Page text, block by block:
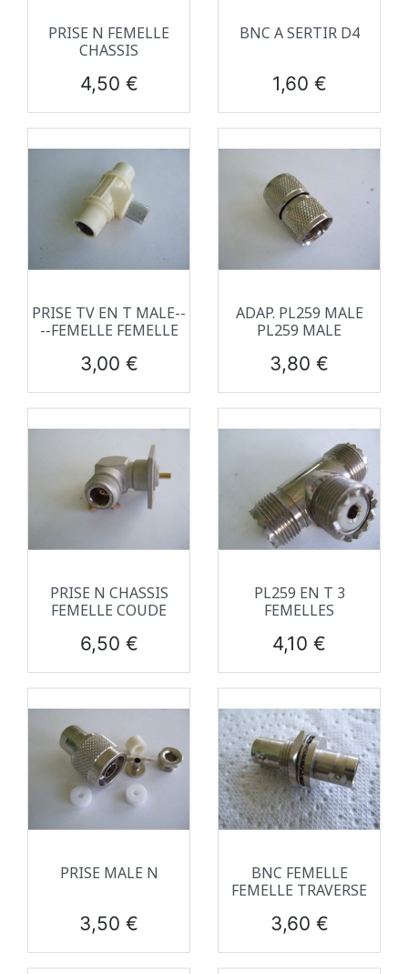
PRISE N FEMELLE
CHASSIS
Prix
4,50 €
BNC A SERTIR D4
Prix
1,60 €
PRISE TV EN T MALE--
--FEMELLE FEMELLE
Prix
3,00 €
ADAP. PL259 MALE
PL259 MALE
Prix
3,80 €
PRISE N CHASSIS
FEMELLE COUDE
Prix
6,50 €
PL259 EN T 3
FEMELLES
Prix
4,10 €
PRISE MALE N
Prix
3,50 €
BNC FEMELLE
FEMELLE TRAVERSE
Prix
3,60 €